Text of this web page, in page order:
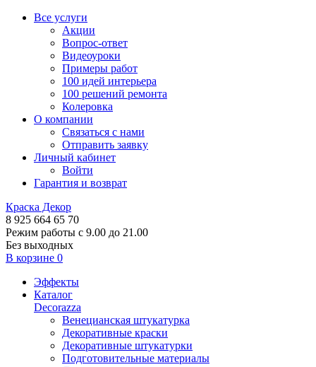
Все услуги
Акции
Вопрос-ответ
Видеоуроки
Примеры работ
100 идей интерьера
100 решений ремонта
Колеровка
О компании
Связаться с нами
Отправить заявку
Личный кабинет
Войти
Гарантия и возврат
Краска Декор
8 925 664 65 70
Режим работы с 9.00 до 21.00
Без выходных
В корзине 0
Эффекты
Каталог
Decorazza
Венецианская штукатурка
Декоративные краски
Декоративные штукатурки
Подготовительные материалы